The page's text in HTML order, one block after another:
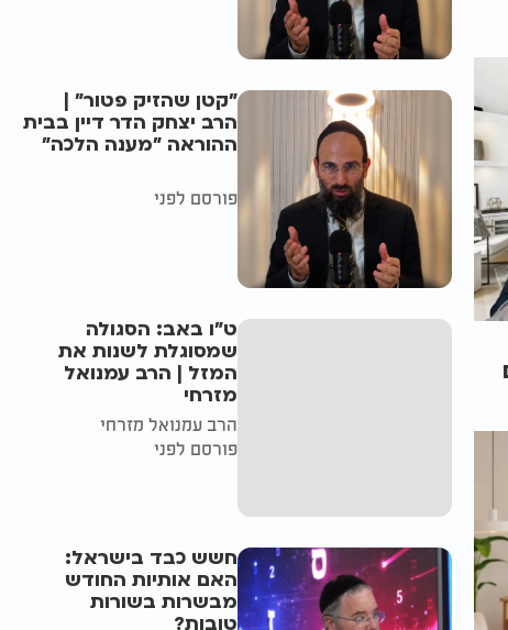
"קטן שהזיק פטור" |
הרב יצחק הדר דיין בבית
ההוראה "מענה הלכה"
פורסם לפני
ט"ו באב: הסגולה
שמסוגלת לשנות את
המזל | הרב עמנואל
מזרחי
הרב עמנואל מזרחי
פורסם לפני
חשש כבד בישראל:
האם אותיות החודש
מבשרות בשורות
טובות?